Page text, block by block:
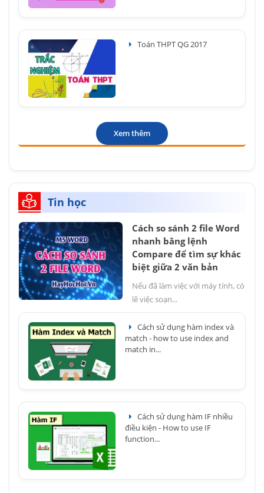
Toán THPT QG 2017
Xem thêm
Tin học
Cách so sánh 2 file Word
nhanh bằng lệnh
Compare để tìm sự khác
biệt giữa 2 văn bản
Nếu đã làm việc với máy tính, có
lẽ việc soạn...
Cách sử dụng hàm index và
match - how to use index and
match in...
Cách sử dụng hàm IF nhiều
điều kiện - How to use IF
function...